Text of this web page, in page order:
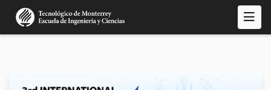
Pasar
contenido